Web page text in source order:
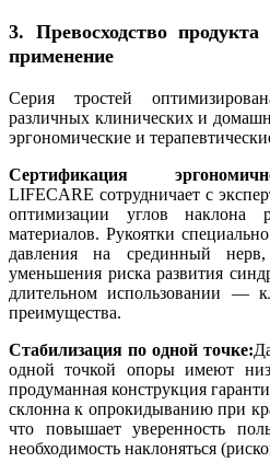
3. Превосходство продукта
применение
Серия тростей
различных клинических и
эргономические и
Сертификация
LIFECARE сотрудничает с
оптимизации углов наклона
материалов. Рукоятки
давления на срединный
уменьшения риска развития
длительном использовании —
преимущества.
Стабилизация по одной точке:
одной точкой опоры имеют
продуманная конструкция
склонна к опрокидыванию при
что повышает уверенность
необходимость наклоняться